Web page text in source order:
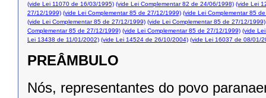
(vide Lei 11070 de 16/03/1995) (vide Lei Complementar 82 de 24/06/1998) (vide Lei
27/12/1999) (vide Lei Complementar 85 de 27/12/1999) (vide Lei Complementar 85
(vide Lei Complementar 85 de 27/12/1999) (vide Lei Complementar 85 de 27/12/1999)
Complementar 85 de 27/12/1999) (vide Lei Complementar 85 de 27/12/1999) (vide
Lei 13438 de 11/01/2002) (vide Lei 14524 de 26/10/2004) (vide Lei 16037 de 08/01/
PREÂMBULO
Nós, representantes do povo